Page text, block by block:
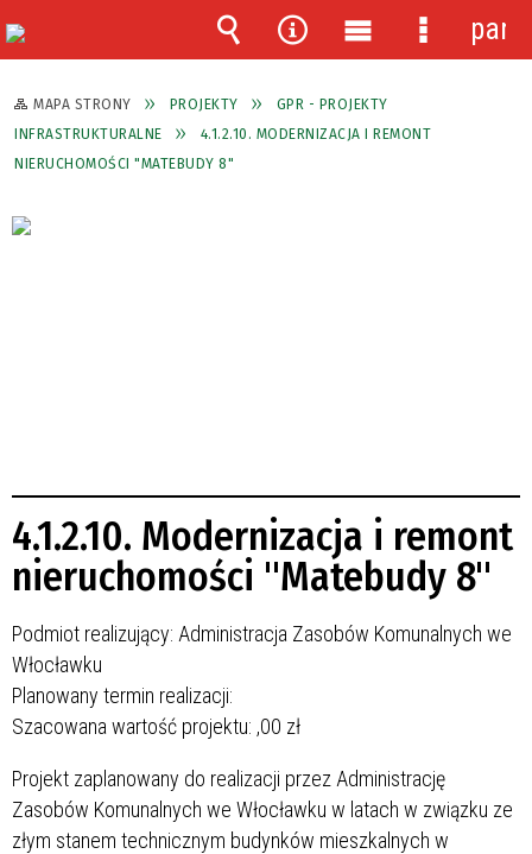
MAPA STRONY PROJEKTY
GPR - PROJEKTY
INFRASTRUKTURALNE
4.1.2.10. MODERNIZACJA I REMONT
NIERUCHOMOŚCI "MATEBUDY 8"
4.1.2.10. Modernizacja i remont
nieruchomości "Matebudy 8"
Podmiot realizujący: Administracja Zasobów Komunalnych we
Włocławku
Planowany termin realizacji:
Szacowana wartość projektu: ,00 zł
Projekt zaplanowany do realizacji przez Administrację
Zasobów Komunalnych we Włocławku w latach w związku ze
złym stanem technicznym budynków mieszkalnych w
Wyszukiwarka
Narzędzia
Menu
główne
Menu